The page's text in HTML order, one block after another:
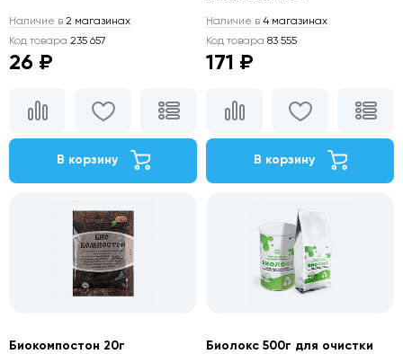
Наличие в 2 магазинах
Код товара 235 657
26 ₽
В корзину
Наличие в 4 магазинах
Код товара 83 555
171 ₽
В корзину
Биокомпостон 20г
Биолокс 500г для очистки